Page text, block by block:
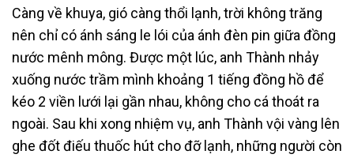
Càng về khuya, gió càng thổi lạnh, trời không trăng
nên chỉ có ánh sáng le lói của ánh đèn pin giữa đồng
nước mênh mông. Được một lúc, anh Thành nhảy
xuống nước trầm mình khoảng 1 tiếng đồng hồ để
kéo 2 viền lưới lại gần nhau, không cho cá thoát ra
ngoài. Sau khi xong nhiệm vụ, anh Thành vội vàng lên
ghe đốt điếu thuốc hút cho đỡ lạnh, những người còn